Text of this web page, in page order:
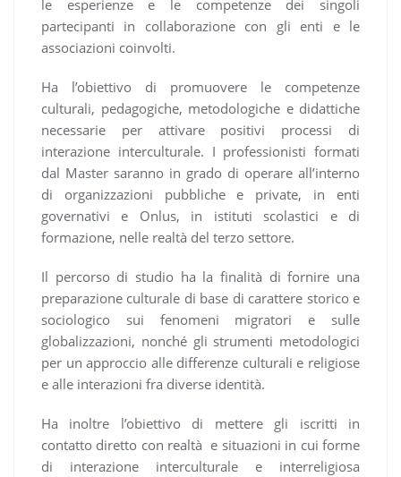
le esperienze e le competenze dei singoli
partecipanti in collaborazione con gli enti e le
associazioni coinvolti.
Ha l’obiettivo di promuovere le competenze
culturali, pedagogiche, metodologiche e didattiche
necessarie per attivare positivi processi di
interazione interculturale. I professionisti formati
dal Master saranno in grado di operare all’interno
di organizzazioni pubbliche e private, in enti
governativi e Onlus, in istituti scolastici e di
formazione, nelle realtà del terzo settore.
Il percorso di studio ha la finalità di fornire una
preparazione culturale di base di carattere storico e
sociologico sui fenomeni migratori e sulle
globalizzazioni, nonché gli strumenti metodologici
per un approccio alle differenze culturali e religiose
e alle interazioni fra diverse identità.
Ha inoltre l’obiettivo di mettere gli iscritti in
contatto diretto con realtà e situazioni in cui forme
di interazione interculturale e interreligiosa